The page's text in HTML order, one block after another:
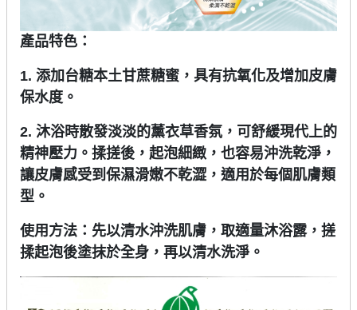
產品特色：
1. 添加台糖本土甘蔗糖蜜，具有抗氧化及增加皮膚
保水度。
2. 沐浴時散發淡淡的薰衣草香氛，可舒緩現代上的
精神壓力。揉搓後，起泡細緻，也容易沖洗乾淨，
讓皮膚感受到保濕滑嫩不乾澀，適用於每個肌膚類
型。
使用方法：先以清水沖洗肌膚，取適量沐浴露，搓
揉起泡後塗抹於全身，再以清水洗淨。